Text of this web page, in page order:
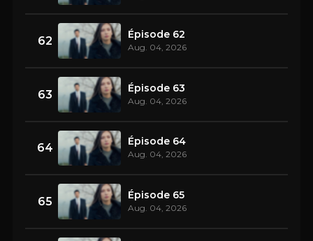
62 Épisode 62
Aug. 04, 2026
63 Épisode 63
Aug. 04, 2026
64 Épisode 64
Aug. 04, 2026
65 Épisode 65
Aug. 04, 2026